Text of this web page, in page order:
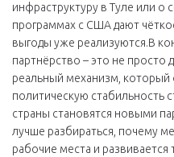
инфраструктуру в Туле или
программах с США дают
выгоды уже реализуются.В
партнёрство – это не просто
реальный механизм,
политическую стабильность
страны становятся новыми
лучше разбираться, почему
рабочие места и развивается